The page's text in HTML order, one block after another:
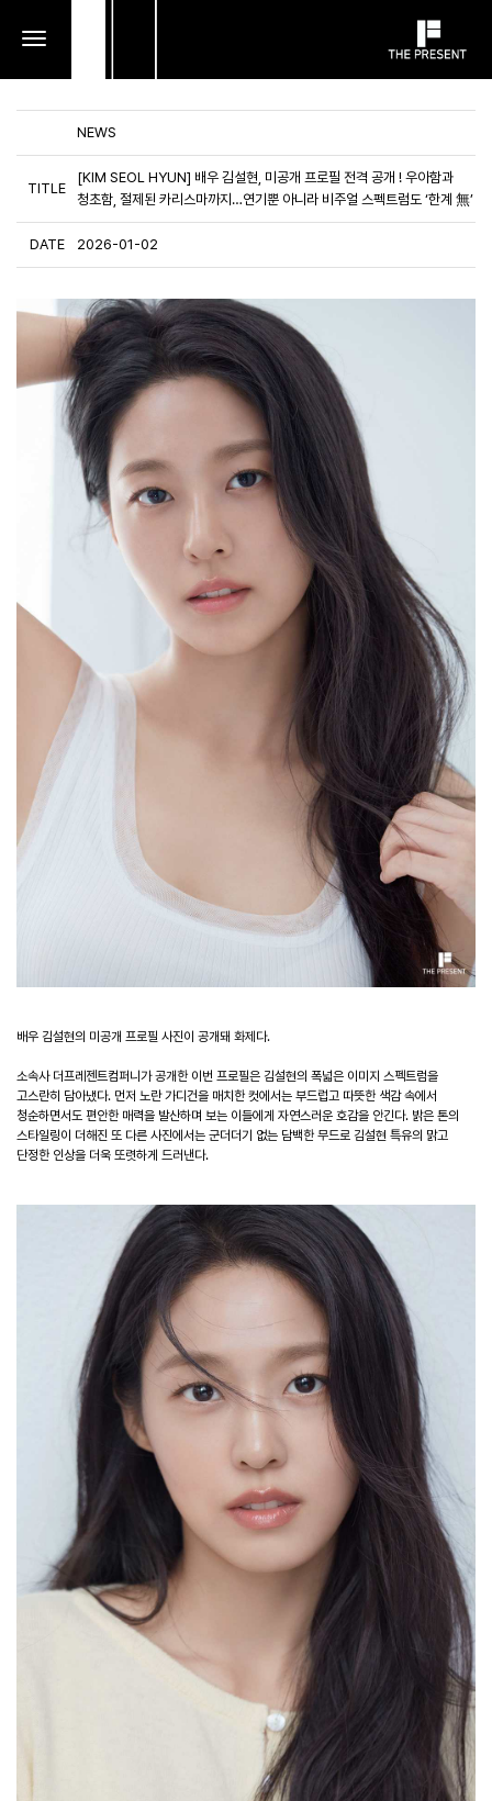
toggle
NEWS
TITLE
[KIM SEOL HYUN] 배우 김설현, 미공개 프로필 전격 공개 ! 우아함과
청초함, 절제된 카리스마까지…연기뿐 아니라 비주얼 스펙트럼도 ‘한계 無’
DATE 2026-01-02
배우 김설현의 미공개 프로필 사진이 공개돼 화제다.
소속사 더프레젠트컴퍼니가 공개한 이번 프로필은 김설현의 폭넓은 이미지 스펙트럼을
고스란히 담아냈다. 먼저 노란 가디건을 매치한 컷에서는 부드럽고 따뜻한 색감 속에서
청순하면서도 편안한 매력을 발산하며 보는 이들에게 자연스러운 호감을 안긴다. 밝은 톤의
스타일링이 더해진 또 다른 사진에서는 군더더기 없는 담백한 무드로 김설현 특유의 맑고
단정한 인상을 더욱 또렷하게 드러낸다.